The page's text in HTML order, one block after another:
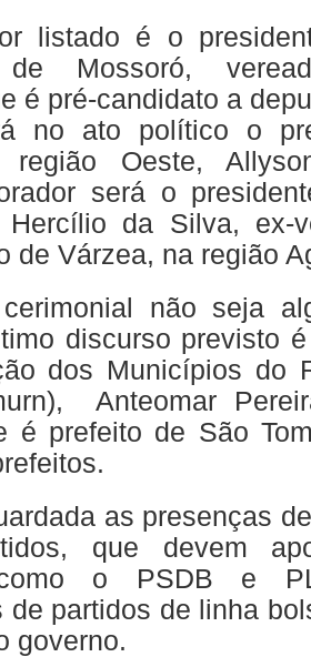
listado é o
de Mossoró,
é pré-candidato a
no ato político o
região Oeste,
será o
da Silva, ex-
de Várzea, na região
não seja
discurso previsto
dos Municípios do
Anteomar
é prefeito de São
as presenças
que devem
como o PSDB e
de partidos de linha
governo.